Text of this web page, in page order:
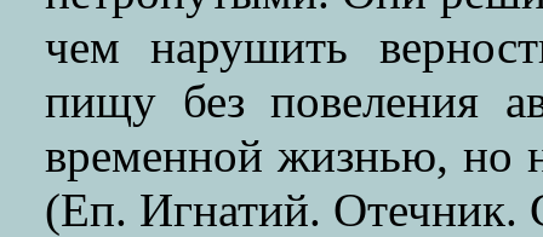
чем нарушить
пищу без повеления
временной жизнью, но
(Еп. Игнатий.